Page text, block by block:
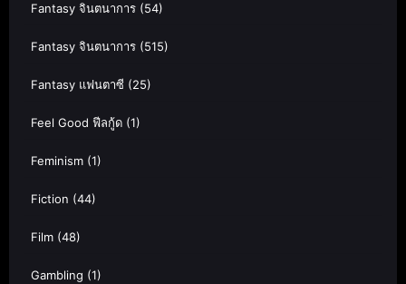
Fantasy จินตนาการ (54)
Fantasy จินตนาการ (515)
Fantasy แฟนตาซี (25)
Feel Good ฟีลกู้ด (1)
Feminism (1)
Fiction (44)
Film (48)
Gambling (1)